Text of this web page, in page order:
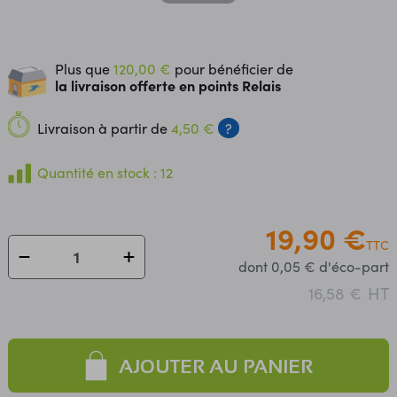
Plus que120,00 € pour bénéficier de
la livraison offerte en points Relais
Livraison à partir de4,50 € ?
Quantité en stock : 12
19,90 €TTC
dont 0,05 € d'éco-part
16,58 € HT
AJOUTER AU PANIER